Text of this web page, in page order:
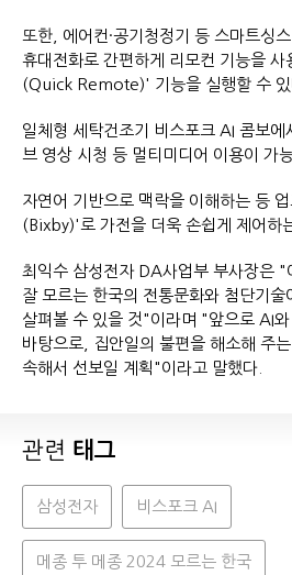
또한, 에어컨·공기청정기 등 스마트싱
휴대전화로 간편하게 리모컨 기능을
(Quick Remote)' 기능을 실행할 수 있
일체형 세탁건조기 비스포크 AI 콤보
브 영상 시청 등 멀티미디어 이용이 가
자연어 기반으로 맥락을 이해하는 등
(Bixby)'로 가전을 더욱 손쉽게 제어하
최익수 삼성전자 DA사업부 부사장은 "
잘 모르는 한국의 전통문화와 첨단기술
살펴볼 수 있을 것"이라며 "앞으로 AI
바탕으로, 집안일의 불편을 해소해 주
속해서 선보일 계획"이라고 말했다.
관련 태그
삼성전자 비스포크 AI
메종 투 메종 2024 모르는 한국